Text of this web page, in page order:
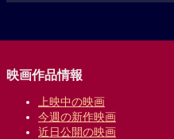
映画作品情報
上映中の映画
今週の新作映画
近日公開の映画